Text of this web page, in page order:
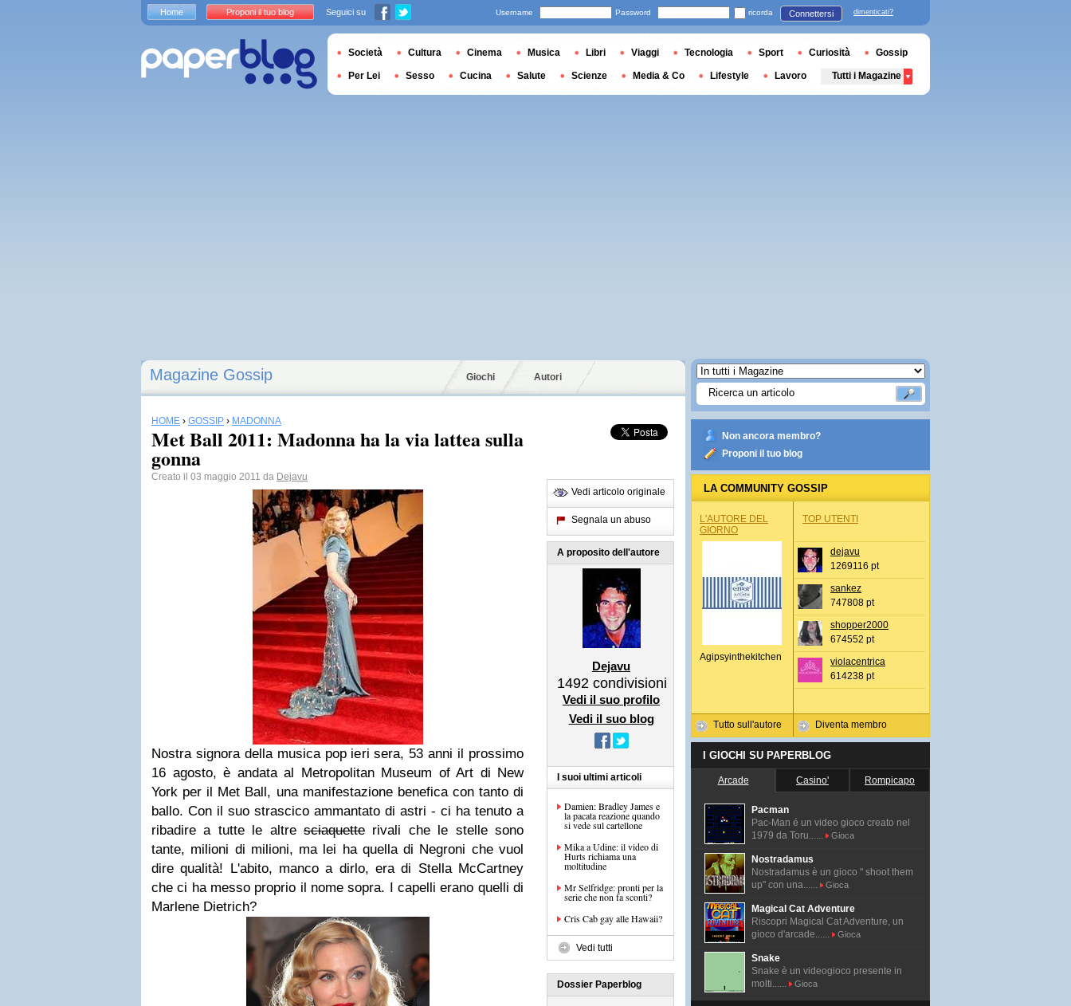
Magazine Gossip Giochi Autori
HOME › GOSSIP › MADONNA
Met Ball 2011: Madonna ha la via lattea sulla
gonna
Creato il 03 maggio 2011 da Dejavu
Nostra signora della musica pop ieri sera, 53 anni il prossimo
16 agosto, è andata al Metropolitan Museum of Art di New
York per il Met Ball, una manifestazione benefica con tanto di
ballo. Con il suo strascico ammantato di astri - ci ha tenuto a
ribadire a tutte le altre sciaquette rivali che le stelle sono
tante, milioni di milioni, ma lei ha quella di Negroni che vuol
dire qualità! L'abito, manco a dirlo, era di Stella McCartney
che ci ha messo proprio il nome sopra. I capelli erano quelli di
Marlene Dietrich?
Vedi articolo originale
Segnala un abuso
A proposito dell'autore
Dejavu
1492 condivisioni
Vedi il suo profilo
Vedi il suo blog
I suoi ultimi articoli
Damien: Bradley James e
la pacata reazione quando
si vede sul cartellone
Mika a Udine: il video di
Hurts richiama una
moltitudine
Mr Selfridge: pronti per la
serie che non fa sconti?
Cris Cab gay alle Hawaii?
Vedi tutti
Dossier Paperblog
Non ancora membro?
Proponi il tuo blog
LA COMMUNITY GOSSIP
L'AUTORE DEL
GIORNO
Agipsyinthekitchen
Tutto sull'autore
TOP UTENTI
dejavu
1269116 pt
sankez
747808 pt
shopper2000
674552 pt
violacentrica
614238 pt
Diventa membro
I GIOCHI SU PAPERBLOG
Arcade Casino' Rompicapo
Pacman
Pac-Man é un video gioco creato nel
1979 da Toru......
Gioca
Nostradamus
Nostradamus è un gioco " shoot them
up" con una......
Gioca
Magical Cat Adventure
Riscopri Magical Cat Adventure, un
gioco d'arcade......
Gioca
Snake
Snake è un videogioco presente in
molti......
Gioca
Home Proponi il tuo blog Seguici su Username Password ricorda Connettersi dimenticati?
Società Cultura Cinema Musica Libri Viaggi Tecnologia Sport Curiosità Gossip
Per Lei Sesso Cucina Salute Scienze Media & Co Lifestyle Lavoro Tutti i Magazine